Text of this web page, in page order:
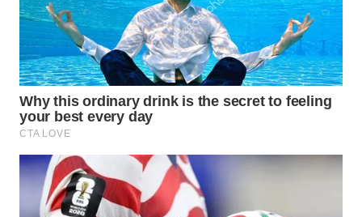
WN
BOGOR
WN
DEPOK
WN
UTARA
WN